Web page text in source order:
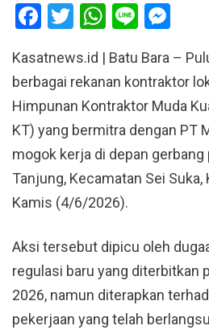
Facebook
Twitter
WhatsApp
Line
Kasatnews.id | Batu Bara –
berbagai rekanan kontraktor
Himpunan Kontraktor Muda
KT) yang bermitra dengan PT
mogok kerja di depan gerbang
Tanjung, Kecamatan Sei Suka,
Kamis (4/6/2026).
Aksi tersebut dipicu oleh
regulasi baru yang diterbitkan
2026, namun diterapkan
pekerjaan yang telah